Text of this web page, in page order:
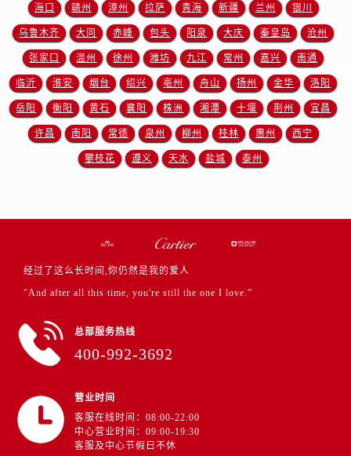
海口 赣州 漳州 拉萨 青海 新疆 兰州 银川
乌鲁木齐 大同 赤峰 包头 阳泉 大庆 秦皇岛 沧州
张家口 温州 徐州 潍坊 九江 常州 嘉兴 南通
临沂 淮安 烟台 绍兴 亳州 舟山 扬州 金华 洛阳
岳阳 衡阳 黄石 襄阳 株洲 湘潭 十堰 荆州 宜昌
许昌 南阳 常德 泉州 柳州 桂林 惠州 西宁
攀枝花 遵义 天水 盐城 泰州
经过了这么长时间,你仍然是我的爱人
"And after all this time, you're still the one I love.”
总部服务热线
400-992-3692
营业时间
客服在线时间：08:00-22:00
中心营业时间：09:00-19:30
客服及中心节假日不休